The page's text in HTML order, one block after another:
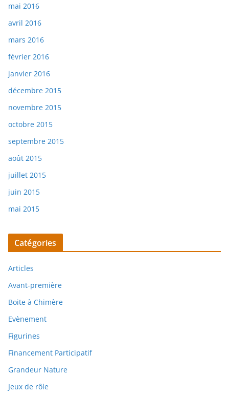
mai 2016
avril 2016
mars 2016
février 2016
janvier 2016
décembre 2015
novembre 2015
octobre 2015
septembre 2015
août 2015
juillet 2015
juin 2015
mai 2015
Catégories
Articles
Avant-première
Boite à Chimère
Evènement
Figurines
Financement Participatif
Grandeur Nature
Jeux de rôle